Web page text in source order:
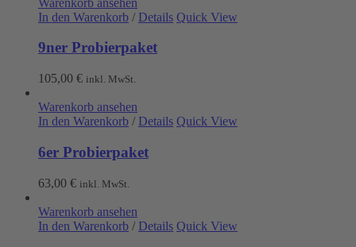
In den Warenkorb / Details Quick View
9ner Probierpaket
105,00 € inkl. MwSt.
Warenkorb ansehen
In den Warenkorb / Details Quick View
6er Probierpaket
63,00 € inkl. MwSt.
Warenkorb ansehen
In den Warenkorb / Details Quick View